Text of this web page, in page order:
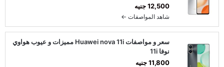
12,500 جنيه
شاهد المواصفات ←
سعر و مواصفات Huawei nova 11i مميزات و عيوب هواوي
نوفا 11i
11,800 جنيه